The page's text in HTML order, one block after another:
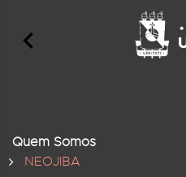
Quem Somos
NEOJIBA